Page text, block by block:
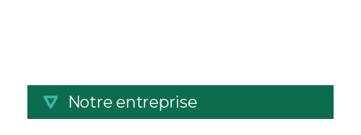
Notre entreprise